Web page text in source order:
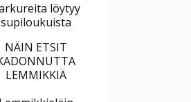
löytyy
supiloukuista
NÄIN ETSIT
LEMMIKKIÄ